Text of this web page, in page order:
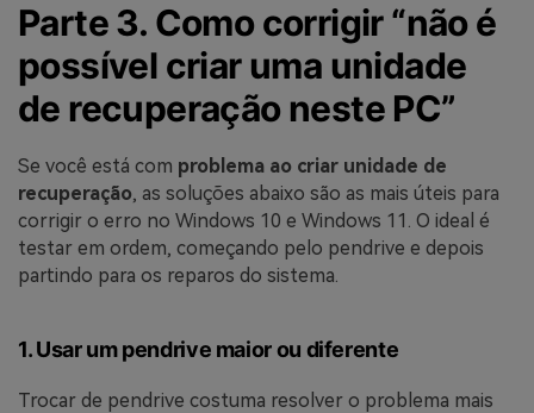
Parte 3. Como corrigir “não é
possível criar uma unidade
de recuperação neste PC”
Se você está com problema ao criar unidade de
recuperação, as soluções abaixo são as mais úteis para
corrigir o erro no Windows 10 e Windows 11. O ideal é
testar em ordem, começando pelo pendrive e depois
partindo para os reparos do sistema.
1. Usar um pendrive maior ou diferente
Trocar de pendrive costuma resolver o problema mais